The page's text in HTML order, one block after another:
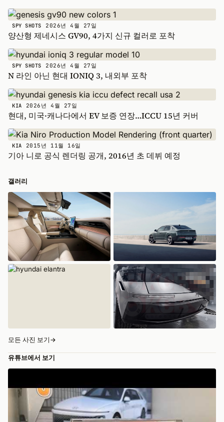
SPY SHOTS 2026년 4월 27일
양산형 제네시스 GV90, 4가지 신규 컬러로 포착
SPY SHOTS 2026년 4월 27일
N 라인 아닌 현대 IONIQ 3, 내외부 포착
KIA 2026년 4월 27일
현대, 미국·캐나다에서 EV 보증 연장…ICCU 15년 커버
KIA 2015년 11월 16일
기아 니로 공식 렌더링 공개, 2016년 초 데뷔 예정
갤러리
모든 사진 보기 →
유튜브에서 보기